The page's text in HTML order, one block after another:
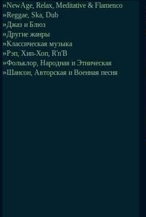
»NewAge, Relax, Meditative & Flamenco
»Reggae, Ska, Dub
»Джаз и Блюз
»Другие жанры
»Классическая музыка
»Рэп, Хип-Хоп, R'n'B
»Фольклор, Народная и Этническая
»Шансон, Авторская и Военная песня